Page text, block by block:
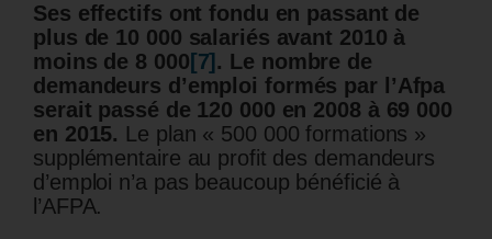
Ses effectifs ont fondu en passant de
plus de 10 000 salariés avant 2010 à
moins de 8 000 [7] . Le nombre de
demandeurs d’emploi formés par l’Afpa
serait passé de 120 000 en 2008 à 69 000
en 2015. Le plan « 500 000 formations »
supplémentaire au profit des demandeurs
d’emploi n’a pas beaucoup bénéficié à
l’AFPA.